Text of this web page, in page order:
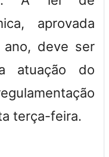
aprovada
ano, deve ser
atuação do
terça-feira.